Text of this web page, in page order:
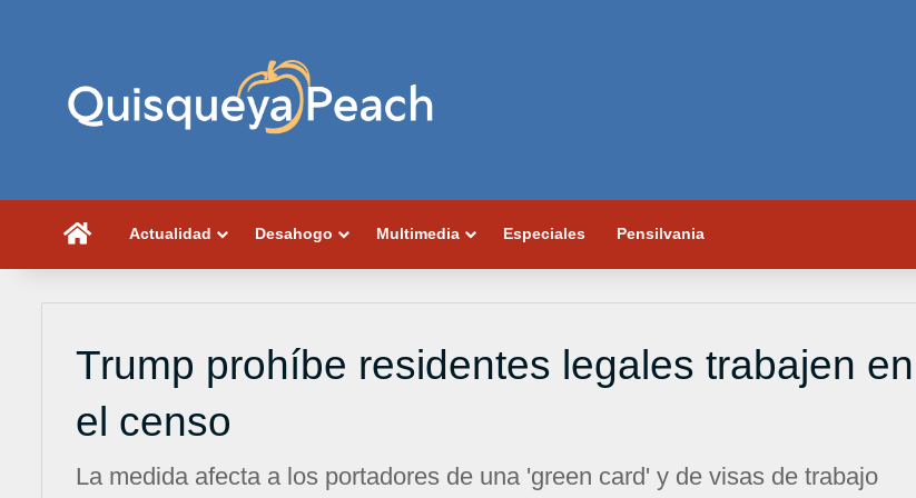
PortadaActualidad Desahogo Multimedia Especiales Pensilvania
Trump prohíbe residentes legales trabajen en
el censo
La medida afecta a los portadores de una 'green card' y de visas de trabajo